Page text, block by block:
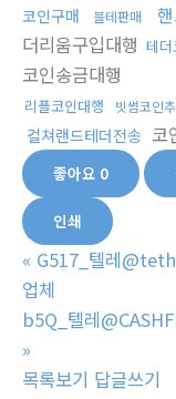
코인구매
블테판매
더리움구입대행 테
코인송금대행
리플코인대행 빗썸코인
컬쳐랜드테더전송 코
좋아요 0
인쇄
« G517_텔레
업체
b5Q_텔레
»
목록보기 답글쓰기